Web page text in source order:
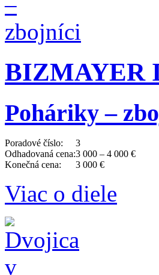
BIZMAYER
Poháriky –
Poradové číslo:
3
Odhadovaná cena:3 000 – 4 000 €
Konečná cena:
3 000 €
Viac o diele